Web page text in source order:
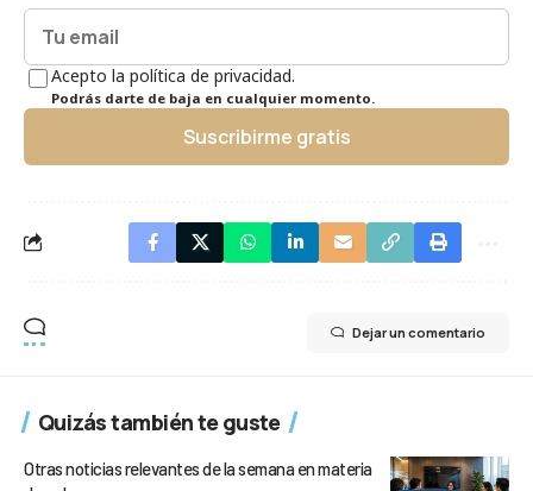
Acepto la política de privacidad.
Podrás darte de baja en cualquier momento.
Suscribirme gratis
Dejar un comentario
Quizás también te guste
Otras noticias relevantes de la semana en materia